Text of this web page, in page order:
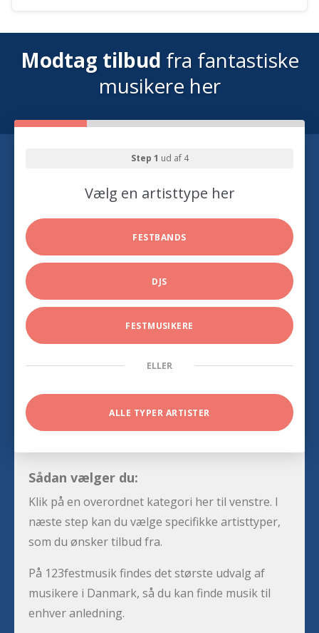
Modtag tilbud fra fantastiske
musikere her
Step 1 ud af 4
Vælg en artisttype her
FESTBANDS
DJS
FESTMUSIKERE
ELLER
ALLE TYPER ARTISTER
Sådan vælger du:
Klik på en overordnet kategori her til venstre. I
næste step kan du vælge specifikke artisttyper,
som du ønsker tilbud fra.
På 123festmusik findes det største udvalg af
musikere i Danmark, så du kan finde musik til
enhver anledning.